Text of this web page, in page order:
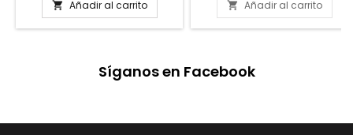
 Añadir al carrito  Añadir al carrito
Síganos en Facebook